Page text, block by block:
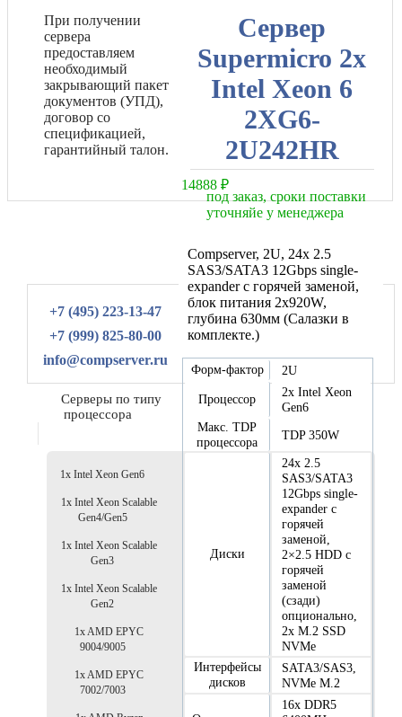
Сервер
Supermicro 2x
Intel Xeon 6
2XG6-
2U242HR
14888 ₽
под заказ, сроки поставки
уточняйе у менеджера
Compserver, 2U, 24x 2.5
SAS3/SATA3 12Gbps single-
expander с горячей заменой,
блок питания 2x920W,
глубина 630мм (Салазки в
комплекте.)
Форм-фактор 2U
Процессор
2x Intel Xeon
Gen6
Макс. TDP
процессора
TDP 350W
Диски
24x 2.5
SAS3/SATA3
12Gbps single-
expander с
горячей
заменой,
2×2.5 HDD с
горячей
заменой
(сзади)
опционально,
2x M.2 SSD
NVMe
Интерфейсы
дисков
SATA3/SAS3,
NVMe M.2
16x DDR5
При получении
сервера
предоставляем
необходимый
закрывающий пакет
документов (УПД),
договор со
спецификацией,
гарантийный талон.
+7 (495) 223-13-47
+7 (999) 825-80-00
info@compserver.ru
Серверы по типу
процессора
1x Intel Xeon Gen6
1x Intel Xeon Scalable
Gen4/Gen5
1x Intel Xeon Scalable
Gen3
1x Intel Xeon Scalable
Gen2
1x AMD EPYC
9004/9005
1x AMD EPYC
7002/7003